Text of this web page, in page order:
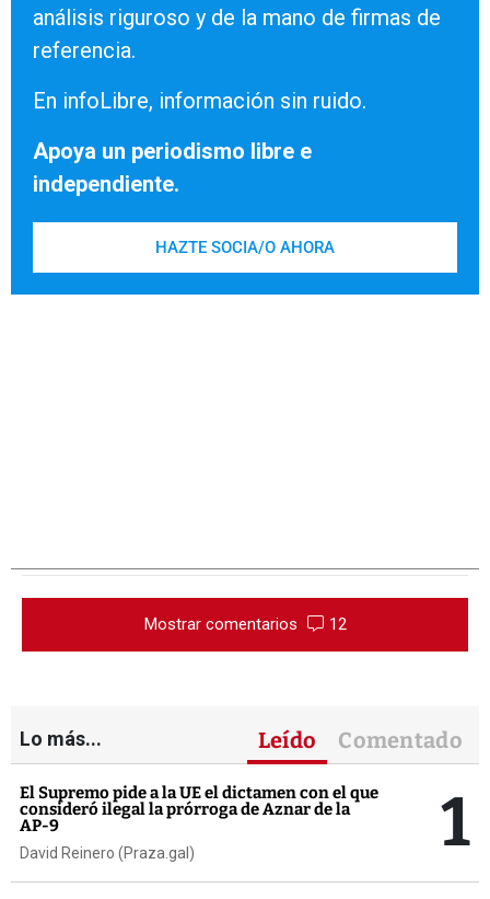
análisis riguroso y de la mano de firmas de
referencia.
En infoLibre, información sin ruido.
Apoya un periodismo libre e
independiente.
HAZTE SOCIA/O AHORA
Mostrar comentarios 12
Lo más... Leído Comentado
El Supremo pide a la UE el dictamen con el que
consideró ilegal la prórroga de Aznar de la
AP-9
David Reinero (Praza.gal) 1